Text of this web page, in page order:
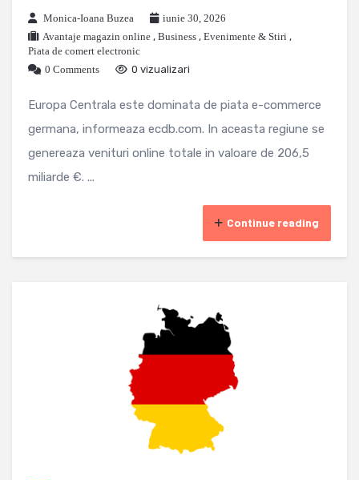
Monica-Ioana Buzea
iunie 30, 2026
Avantaje magazin online , Business , Evenimente & Stiri ,
Piata de comert electronic
0 Comments
0 vizualizari
Europa Centrala este dominata de piata e-commerce
germana, informeaza ecdb.com. In aceasta regiune se
genereaza venituri online totale in valoare de 206,5
miliarde €. ...
Continue reading